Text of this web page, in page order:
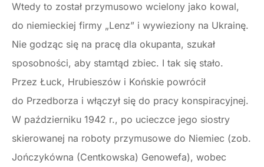
Wtedy to został przymusowo wcielony jako kowal,
do niemieckiej firmy „Lenz” i wywieziony na Ukrainę.
Nie godząc się na pracę dla okupanta, szukał
sposobności, aby stamtąd zbiec. I tak się stało.
Przez Łuck, Hrubieszów i Końskie powrócił
do Przedborza i włączył się do pracy konspiracyjnej.
W październiku 1942 r., po ucieczce jego siostry
skierowanej na roboty przymusowe do Niemiec (zob.
Jończykówna (Centkowska) Genowefa), wobec